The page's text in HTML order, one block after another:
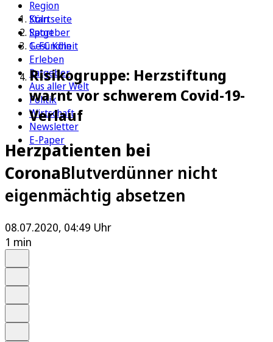
Region
Köln
Sport
1. FC Köln
Erleben
Ratgeber
Aus aller Welt
Politik
Wirtschaft
Newsletter
E-Paper
Startseite
Ratgeber
Gesundheit
Risikogruppe: Herzstiftung
warnt vor schwerem Covid-19-
Verlauf
Herzpatienten bei
CoronaBlutverdünner nicht
eigenmächtig absetzen
08.07.2020, 04:49 Uhr
1 min